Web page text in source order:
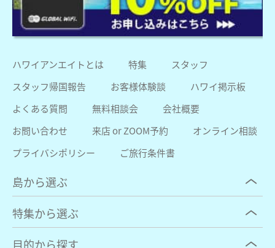
ハワイアンエイトとは 特集
スタッフ
スタッフ帰国報告
お客様体験談
ハワイ掲示板
よくある質問
無料相談会
会社概要
お問い合わせ
来店 or ZOOM予約
オンライン相談
プライバシポリシー
ご旅行条件書
島から選ぶ
特集から選ぶ
目的から探す